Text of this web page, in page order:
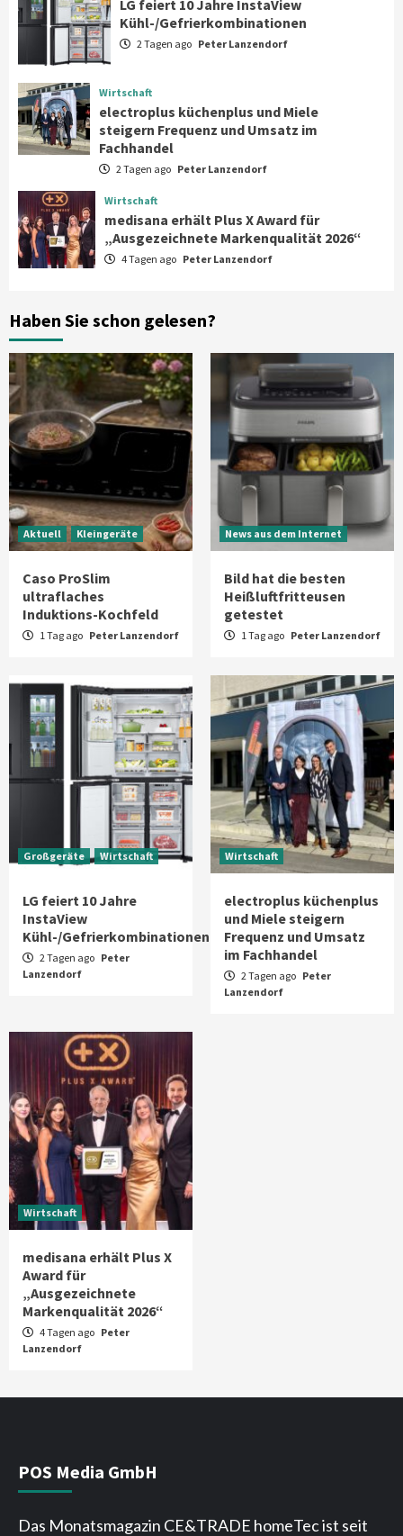
3
4
Wirtschaft
electroplus küchenplus und Miele
steigern Frequenz und Umsatz im
Fachhandel
5
medisana erhält Plus X Award für
„Ausgezeichnete Markenqualität 2026“
6
Smart Living Top Story
7
Aktuell Großgeräte
Xiaomi bringt drei neue Mijia
Haushaltsgeräte mit Early Bird
Angeboten
LG feiert 10 Jahre InstaView
Kühl-/Gefrierkombinationen
2 Tagen ago Peter Lanzendorf
Wirtschaft
electroplus küchenplus und Miele
steigern Frequenz und Umsatz im
Fachhandel
2 Tagen ago Peter Lanzendorf
Wirtschaft
medisana erhält Plus X Award für
„Ausgezeichnete Markenqualität 2026“
4 Tagen ago Peter Lanzendorf
Haben Sie schon gelesen?
Aktuell Kleingeräte
Caso ProSlim
ultraflaches
Induktions-Kochfeld
1 Tag ago Peter Lanzendorf
News aus dem Internet
Bild hat die besten
Heißluftfritteusen
getestet
1 Tag ago Peter Lanzendorf
Großgeräte Wirtschaft
LG feiert 10 Jahre
InstaView
Kühl-/Gefrierkombinationen
2 Tagen ago Peter
Lanzendorf
Wirtschaft
electroplus küchenplus
und Miele steigern
Frequenz und Umsatz
im Fachhandel
2 Tagen ago Peter
Lanzendorf
Wirtschaft
medisana erhält Plus X
Award für
„Ausgezeichnete
Markenqualität 2026“
4 Tagen ago Peter
Lanzendorf
POS Media GmbH
Das Monatsmagazin CE&TRADE homeTec ist seit